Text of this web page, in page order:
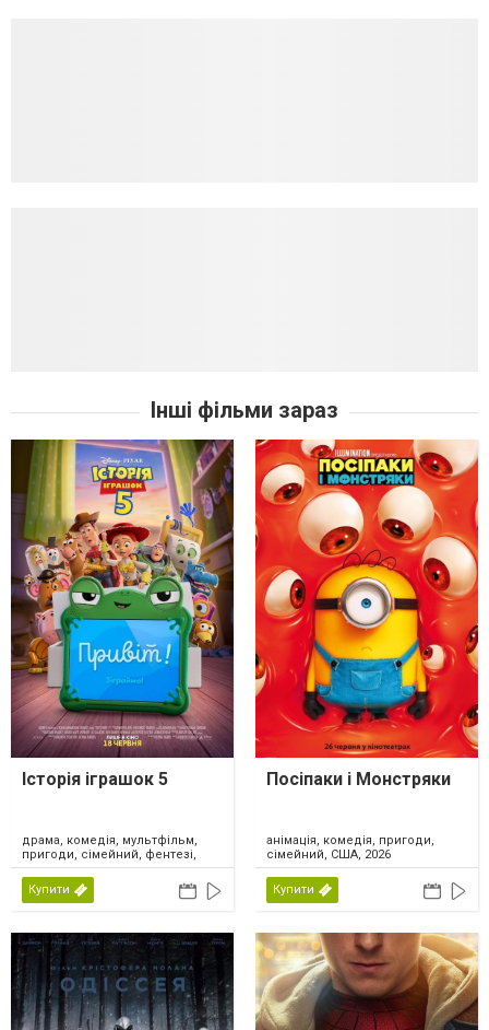
Інші фільми зараз
Історія іграшок 5
драма, комедія, мультфільм,
пригоди, сімейний, фентезі,
США, 2026
Купити
Посіпаки і Монстряки
анімація, комедія, пригоди,
сімейний, США, 2026
Купити